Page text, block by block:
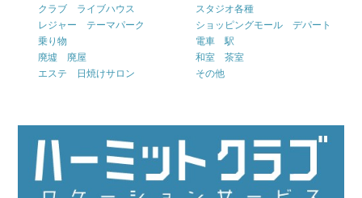
クラブ ライブハウス
スタジオ各種
レジャー テーマパーク
ショッピングモール デパート
乗り物
電車 駅
廃墟 廃屋
和室 茶室
エステ 日焼けサロン
その他